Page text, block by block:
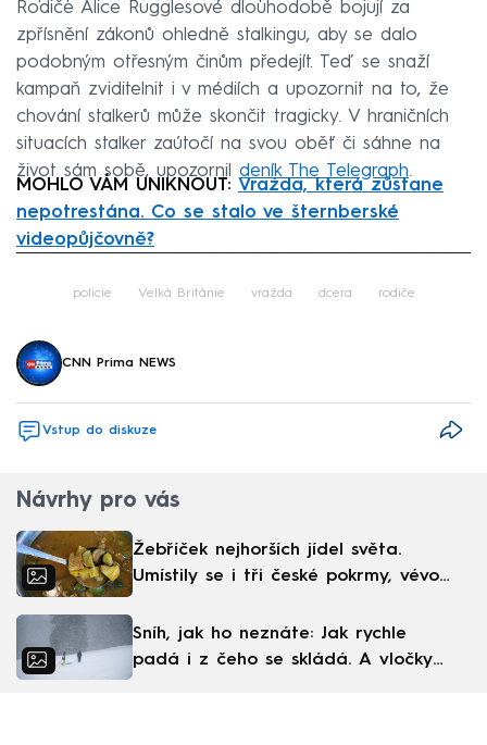
Rodiče Alice Rugglesové dlouhodobě bojují za
zpřísnění zákonů ohledně stalkingu, aby se dalo
podobným otřesným činům předejít. Teď se snaží
kampaň zviditelnit i v médiích a upozornit na to, že
chování stalkerů může skončit tragicky. V hraničních
situacích stalker zaútočí na svou oběť či sáhne na
život sám sobě, upozornil deník The Telegraph.
MOHLO VÁM UNIKNOUT: Vražda, která zůstane
nepotrestána. Co se stalo ve šternberské
videopůjčovně?
policie Velká Británie vražda dcera rodiče
CNN Prima NEWS
Vstup do diskuze
Návrhy pro vás
Žebříček nejhorších jídel světa.
Umístily se i tři české pokrmy, vévodí
Sníh, jak ho neznáte: Jak rychle
padá i z čeho se skládá. A vločky